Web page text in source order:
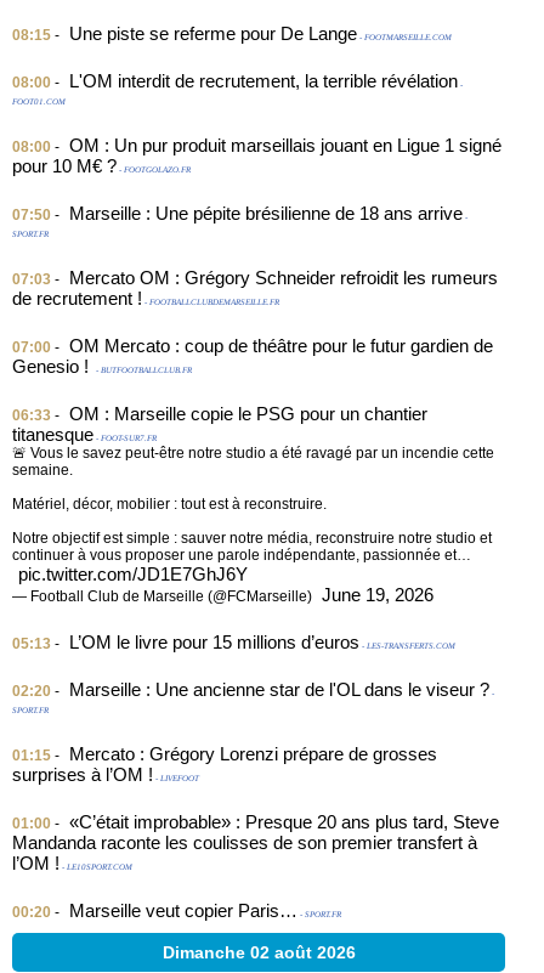
08:15 - Une piste se referme pour De Lange - FOOTMARSEILLE.COM
08:00 - L'OM interdit de recrutement, la terrible révélation -
FOOT01.COM
08:00 - OM : Un pur produit marseillais jouant en Ligue 1 signé
pour 10 M€ ? - FOOTGOLAZO.FR
07:50 - Marseille : Une pépite brésilienne de 18 ans arrive -
SPORT.FR
07:03 -
Mercato OM : Grégory Schneider refroidit les rumeurs
de recrutement ! - FOOTBALLCLUBDEMARSEILLE.FR
07:00 - OM Mercato : coup de théâtre pour le futur gardien de
Genesio !
- BUTFOOTBALLCLUB.FR
06:33 - OM : Marseille copie le PSG pour un chantier
titanesque - FOOT-SUR7.FR
🚨 Vous le savez peut-être notre studio a été ravagé par un incendie cette
semaine.
Matériel, décor, mobilier : tout est à reconstruire.
Notre objectif est simple : sauver notre média, reconstruire notre studio et
continuer à vous proposer une parole indépendante, passionnée et…
pic.twitter.com/JD1E7GhJ6Y
— Football Club de Marseille (@FCMarseille) June 19, 2026
05:13 - L’OM le livre pour 15 millions d’euros - LES-TRANSFERTS.COM
02:20 - Marseille : Une ancienne star de l'OL dans le viseur ? -
SPORT.FR
01:15 -
Mercato : Grégory Lorenzi prépare de grosses
surprises à l’OM ! - LIVEFOOT
01:00 - «C’était improbable» : Presque 20 ans plus tard, Steve
Mandanda raconte les coulisses de son premier transfert à
l’OM ! - LE10SPORT.COM
00:20 - Marseille veut copier Paris… - SPORT.FR
Dimanche 02 août 2026